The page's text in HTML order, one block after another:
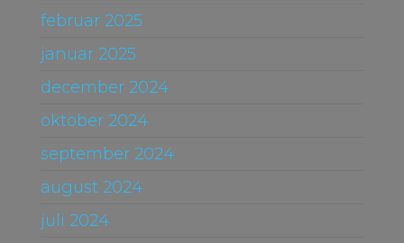
februar 2025
januar 2025
december 2024
oktober 2024
september 2024
august 2024
juli 2024